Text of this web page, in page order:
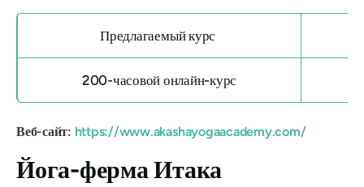
Предлагаемый курс
200-часовой онлайн-курс
Веб-сайт: https://www.akashayogaacademy.com/
Йога-ферма Итака